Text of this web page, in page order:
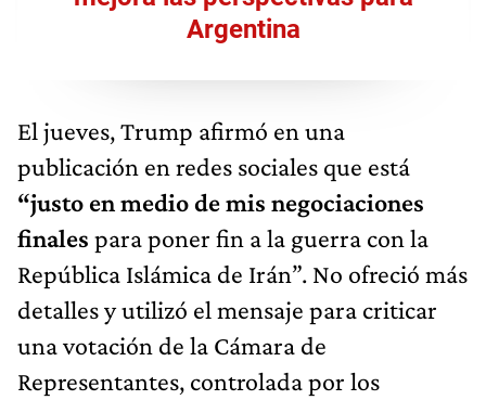
Argentina
El jueves, Trump afirmó en una
publicación en redes sociales que está
“justo en medio de mis negociaciones
finales para poner fin a la guerra con la
República Islámica de Irán”. No ofreció más
detalles y utilizó el mensaje para criticar
una votación de la Cámara de
Representantes, controlada por los